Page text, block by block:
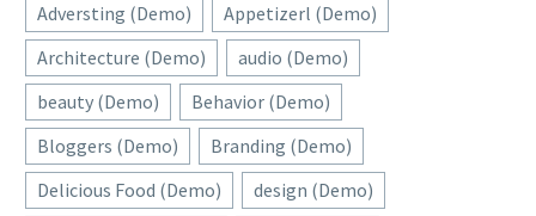
Adversting (Demo)
Appetizerl (Demo)
Architecture (Demo)
audio (Demo)
beauty (Demo)
Behavior (Demo)
Bloggers (Demo)
Branding (Demo)
Delicious Food (Demo)
design (Demo)